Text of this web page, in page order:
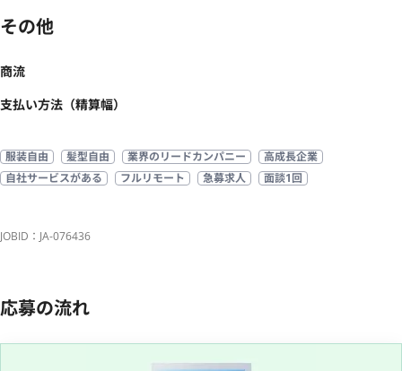
その他
商流
支払い方法（精算幅）
服装自由 髪型自由 業界のリードカンパニー
高成長企業
自社サービスがある
フルリモート 急募求人 面談1回
JOBID：JA-076436
応募の流れ